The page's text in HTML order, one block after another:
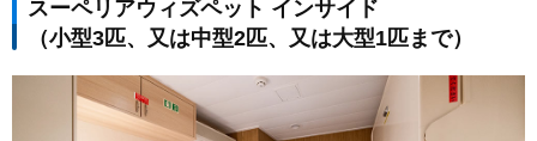
スーペリアウィズペット インサイド
（小型3匹、又は中型2匹、又は大型1匹まで）